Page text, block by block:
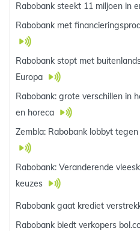
Rabobank steekt 11 miljoen in
Rabobank met
Rabobank stopt met
Europa
Rabobank: grote verschillen in
en horeca
Zembla: Rabobank lobbyt
Rabobank: Veranderende
keuzes
Rabobank gaat krediet
Rabobank biedt verkopers